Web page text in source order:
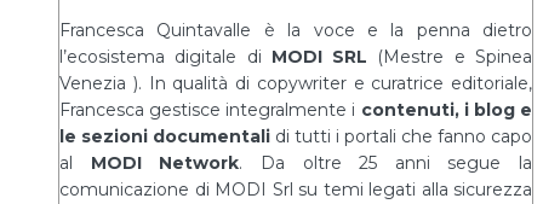
Francesca Quintavalle è la voce e la penna dietro
l’ecosistema digitale di MODI SRL (Mestre e Spinea
Venezia ). In qualità di copywriter e curatrice editoriale,
Francesca gestisce integralmente i contenuti, i blog e
le sezioni documentali di tutti i portali che fanno capo
al MODI Network. Da oltre 25 anni segue la
comunicazione di MODI Srl su temi legati alla sicurezza